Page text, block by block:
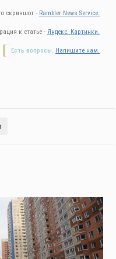
скриншот - Rambler News Service.
к статье - Яндекс. Картинки.
Есть вопросы. Напишите нам.